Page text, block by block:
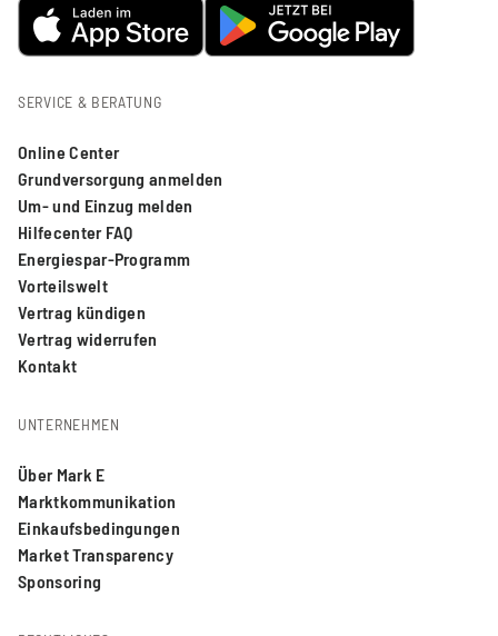
SERVICE & BERATUNG
Online Center
Grundversorgung anmelden
Um- und Einzug melden
Hilfecenter FAQ
Energiespar-Programm
Vorteilswelt
Vertrag kündigen
Vertrag widerrufen
Kontakt
UNTERNEHMEN
Über Mark E
Marktkommunikation
Einkaufsbedingungen
Market Transparency
Sponsoring